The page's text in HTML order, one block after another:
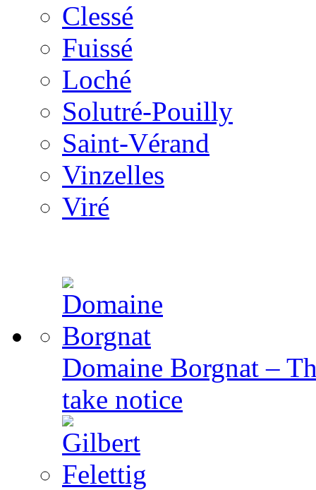
Clessé
Fuissé
Loché
Solutré-Pouilly
Saint-Vérand
Vinzelles
Viré
Domaine Borgnat –
take notice